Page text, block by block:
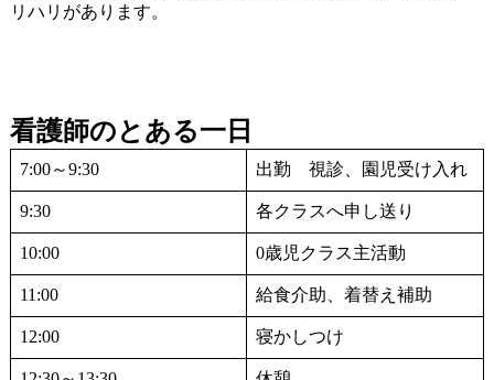
リハリがあります。
看護師のとある一日
7:00～9:30 出勤 視診、園児受け入れ
9:30 各クラスへ申し送り
10:00 0歳児クラス主活動
11:00 給食介助、着替え補助
12:00 寝かしつけ